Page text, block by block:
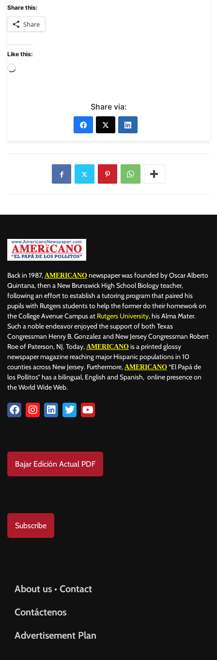
Share this:
Share
Like this:
Share via:
Back in 1987, AMERICANO newspaper was founded by Oscar Alberto
Quintana, then a New Brunswick High School Biology teacher,
following an effort to establish a tutoring program that paired his
pupils with Rutgers students to help the former do their homework on
the College Avenue Campus at Rutgers University, his Alma Mater.
Such a noble endeavor enjoyed the support of both Texas
Congressman Henry B. Gonzalez and New Jersey Congressman Robert
Roe of Paterson, NJ. Today, AMERICANO is a printed glossy
newspaper magazine reaching major Hispanic populations in 10
counties across New Jersey. Furthermore, AMERICANO “El Papá de
los Pollitos” has a bilingual, English and Spanish, online presence on
the World Wide Web.
Bajar Edición Actual PDF
Subscribe
About us • Contact
Contáctenos
Advertisement Plan